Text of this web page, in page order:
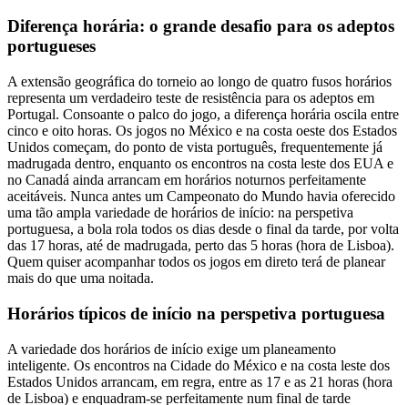
Diferença horária: o grande desafio para os adeptos
portugueses
A extensão geográfica do torneio ao longo de quatro fusos horários
representa um verdadeiro teste de resistência para os adeptos em
Portugal. Consoante o palco do jogo, a diferença horária oscila entre
cinco e oito horas. Os jogos no México e na costa oeste dos Estados
Unidos começam, do ponto de vista português, frequentemente já
madrugada dentro, enquanto os encontros na costa leste dos EUA e
no Canadá ainda arrancam em horários noturnos perfeitamente
aceitáveis. Nunca antes um Campeonato do Mundo havia oferecido
uma tão ampla variedade de horários de início: na perspetiva
portuguesa, a bola rola todos os dias desde o final da tarde, por volta
das 17 horas, até de madrugada, perto das 5 horas (hora de Lisboa).
Quem quiser acompanhar todos os jogos em direto terá de planear
mais do que uma noitada.
Horários típicos de início na perspetiva portuguesa
A variedade dos horários de início exige um planeamento
inteligente. Os encontros na Cidade do México e na costa leste dos
Estados Unidos arrancam, em regra, entre as 17 e as 21 horas (hora
de Lisboa) e enquadram-se perfeitamente num final de tarde